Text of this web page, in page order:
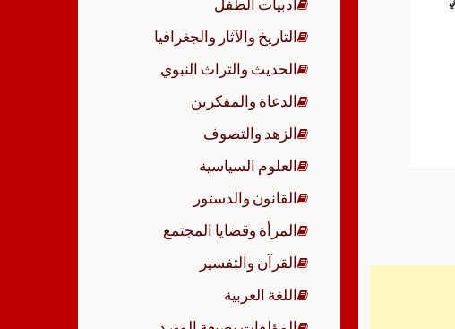
أدبيات الطفل
التاريخ والآثار والجغرافيا
الحديث والتراث النبوي
الدعاة والمفكرين
الزهد والتصوف
العلوم السياسية
القانون والدستور
المرأة وقضايا المجتمع
القرآن والتفسير
اللغة العربية